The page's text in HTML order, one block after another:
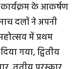
के आकर्षण
दलों ने अपनी
में प्रथम
गया, द्वितीय